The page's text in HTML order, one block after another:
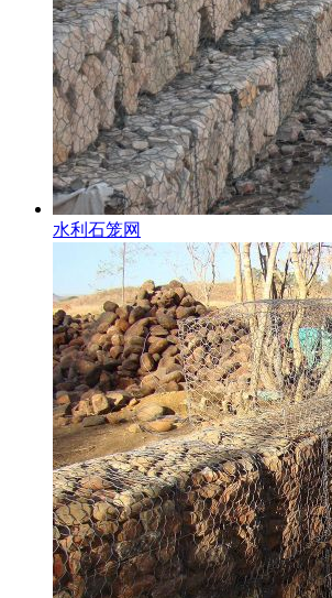
水利石笼网